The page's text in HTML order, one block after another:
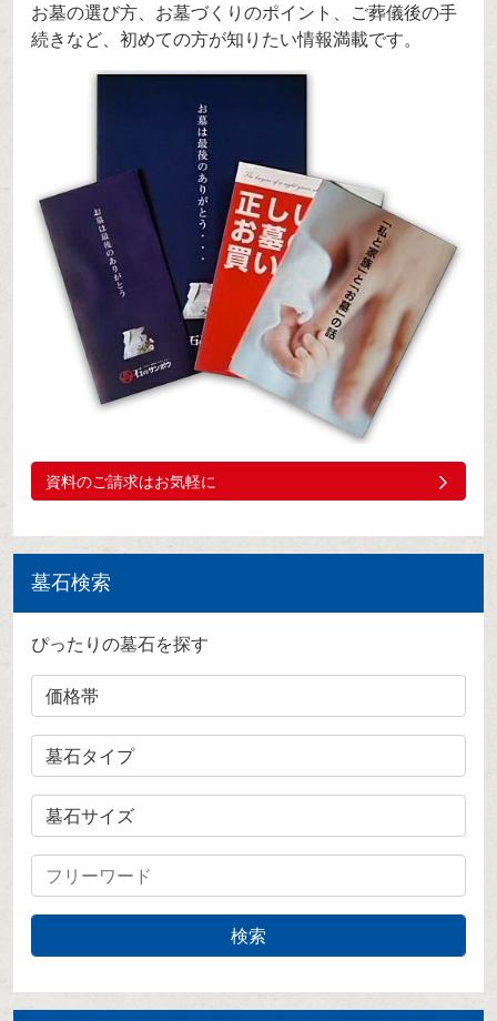
お墓の選び方、お墓づくりのポイント、ご葬儀後の手
続きなど、初めての方が知りたい情報満載です。
資料のご請求はお気軽に
墓石検索
ぴったりの墓石を探す